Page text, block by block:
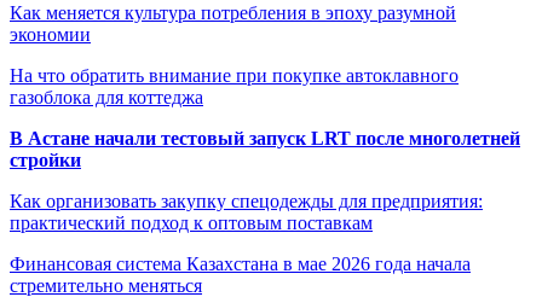
Как меняется культура потребления в эпоху разумной
экономии
На что обратить внимание при покупке автоклавного
газоблока для коттеджа
В Астане начали тестовый запуск LRT после многолетней
стройки
Как организовать закупку спецодежды для предприятия:
практический подход к оптовым поставкам
Финансовая система Казахстана в мае 2026 года начала
стремительно меняться